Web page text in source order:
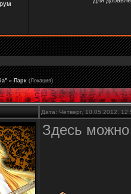
» Парк (Локация)
Дата: Четверг, 10.05.2012,
Здесь